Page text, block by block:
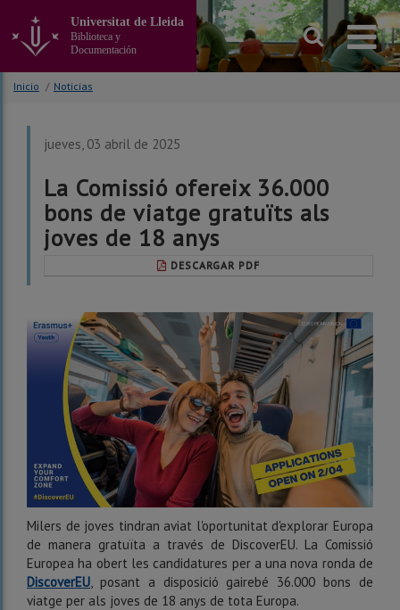
contenido
principal
Universitat de Lleida
Biblioteca y
Documentación
Inicio / Noticias
jueves, 03 abril de 2025
La Comissió ofereix 36.000
bons de viatge gratuïts als
joves de 18 anys
DESCARGAR PDF
Milers de joves tindran aviat l'oportunitat d'explorar Europa
de manera gratuïta a través de DiscoverEU. La Comissió
Europea ha obert les candidatures per a una nova ronda de
DiscoverEU , posant a disposició gairebé 36.000 bons de
viatge per als joves de 18 anys de tota Europa.